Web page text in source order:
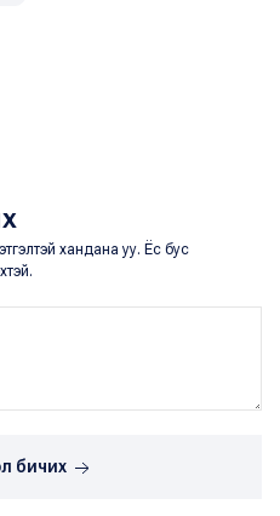
хандана уу. Ёс бус
бичих